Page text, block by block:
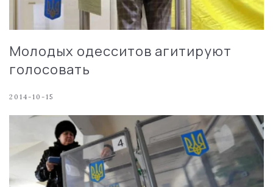
Молодых одесситов агитируют
голосовать
2014-10-15